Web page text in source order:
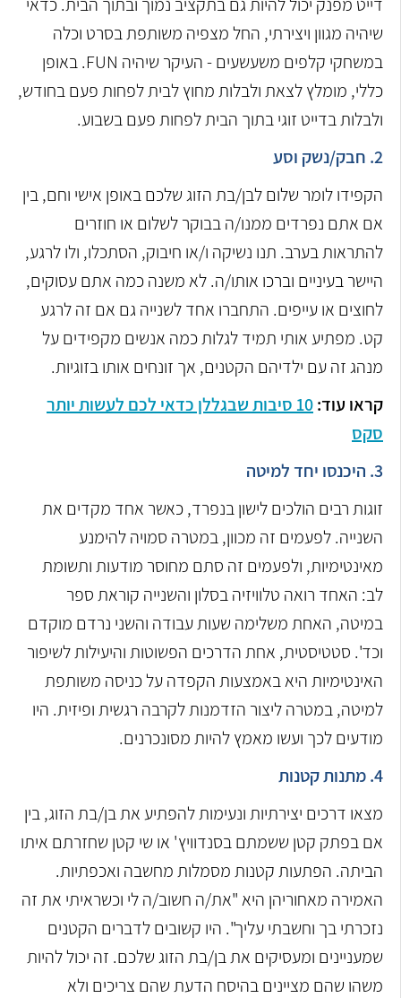
שיהיה מגוון ויצירתי, החל מצפיה משותפת בסרט וכלה
במשחקי קלפים משעשעים - העיקר שיהיה FUN. באופן
כללי, מומלץ לצאת ולבלות מחוץ לבית לפחות פעם בחודש,
ולבלות בדייט זוגי בתוך הבית לפחות פעם בשבוע.
2. חבק/נשק וסע
הקפידו לומר שלום לבן/בת הזוג שלכם באופן אישי וחם, בין
אם אתם נפרדים ממנו/ה בבוקר לשלום או חוזרים
להתראות בערב. תנו נשיקה ו/או חיבוק, הסתכלו, ולו לרגע,
היישר בעיניים וברכו אותו/ה. לא משנה כמה אתם עסוקים,
לחוצים או עייפים. התחברו אחד לשנייה גם אם זה לרגע
קט. מפתיע אותי תמיד לגלות כמה אנשים מקפידים על
מנהג זה עם ילדיהם הקטנים, אך זונחים אותו בזוגיות.
קראו עוד:
10 סיבות שבגללן כדאי לכם לעשות יותר
סקס
3. היכנסו יחד למיטה
זוגות רבים הולכים לישון בנפרד, כאשר אחד מקדים את
השנייה. לפעמים זה מכוון, במטרה סמויה להימנע
מאינטימיות, ולפעמים זה סתם מחוסר מודעות ותשומת
לב: האחד רואה טלוויזיה בסלון והשנייה קוראת ספר
במיטה, האחת משלימה שעות עבודה והשני נרדם מוקדם
וכד'. סטטיסטית, אחת הדרכים הפשוטות והיעילות לשיפור
האינטימיות היא באמצעות הקפדה על כניסה משותפת
למיטה, במטרה ליצור הזדמנות לקרבה רגשית ופיזית. היו
מודעים לכך ועשו מאמץ להיות מסונכרנים.
4. מתנות קטנות
מצאו דרכים יצירתיות ונעימות להפתיע את בן/בת הזוג, בין
אם בפתק קטן ששמתם בסנדוויץ' או שי קטן שחזרתם איתו
הביתה. הפתעות קטנות מסמלות מחשבה ואכפתיות.
האמירה מאחוריהן היא "את/ה חשוב/ה לי וכשראיתי את זה
נזכרתי בך וחשבתי עליך". היו קשובים לדברים הקטנים
שמעניינים ומעסיקים את בן/בת הזוג שלכם. זה יכול להיות
משהו שהם מציינים בהיסח הדעת שהם צריכים ולא